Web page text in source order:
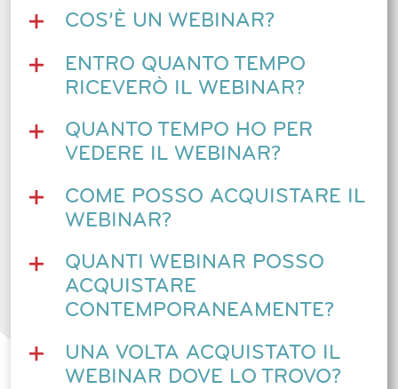
COS’È UN WEBINAR?
ENTRO QUANTO TEMPO
RICEVERÒ IL WEBINAR?
QUANTO TEMPO HO PER
VEDERE IL WEBINAR?
COME POSSO ACQUISTARE IL
WEBINAR?
QUANTI WEBINAR POSSO
ACQUISTARE
CONTEMPORANEAMENTE?
UNA VOLTA ACQUISTATO IL
WEBINAR DOVE LO TROVO?